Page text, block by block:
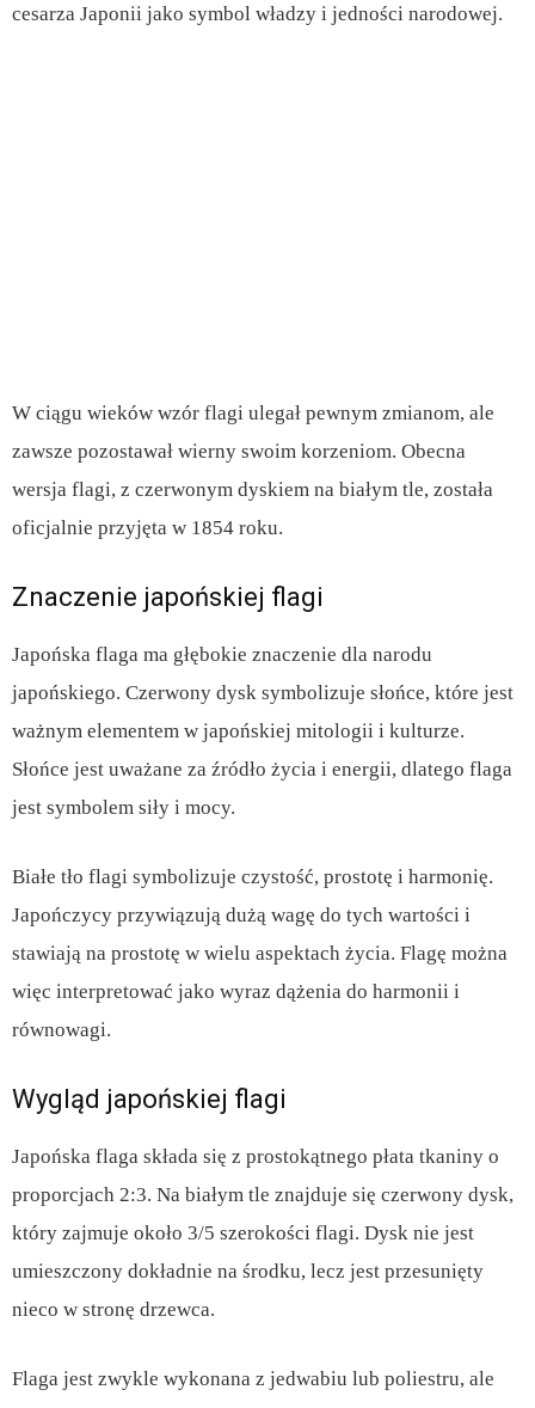
cesarza Japonii jako symbol władzy i jedności narodowej.
W ciągu wieków wzór flagi ulegał pewnym zmianom, ale
zawsze pozostawał wierny swoim korzeniom. Obecna
wersja flagi, z czerwonym dyskiem na białym tle, została
oficjalnie przyjęta w 1854 roku.
Znaczenie japońskiej flagi
Japońska flaga ma głębokie znaczenie dla narodu
japońskiego. Czerwony dysk symbolizuje słońce, które jest
ważnym elementem w japońskiej mitologii i kulturze.
Słońce jest uważane za źródło życia i energii, dlatego flaga
jest symbolem siły i mocy.
Białe tło flagi symbolizuje czystość, prostotę i harmonię.
Japończycy przywiązują dużą wagę do tych wartości i
stawiają na prostotę w wielu aspektach życia. Flagę można
więc interpretować jako wyraz dążenia do harmonii i
równowagi.
Wygląd japońskiej flagi
Japońska flaga składa się z prostokątnego płata tkaniny o
proporcjach 2:3. Na białym tle znajduje się czerwony dysk,
który zajmuje około 3/5 szerokości flagi. Dysk nie jest
umieszczony dokładnie na środku, lecz jest przesunięty
nieco w stronę drzewca.
Flaga jest zwykle wykonana z jedwabiu lub poliestru, ale